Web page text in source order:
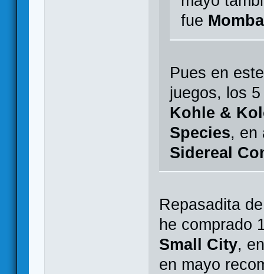
fue
Pues en
juegos, los
Kohle &
Species, en
Sidereal
Repasadita
he comprado
Small City,
en mayo